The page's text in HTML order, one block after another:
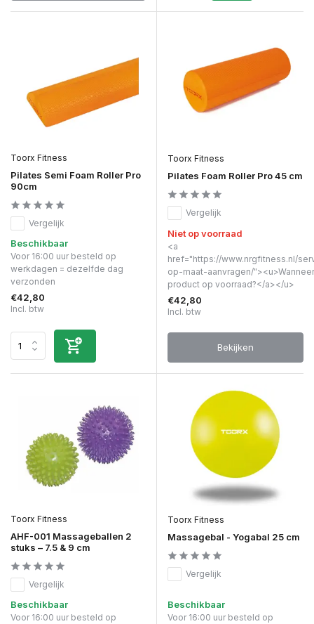
Toorx Fitness
Pilates Semi Foam Roller Pro
90cm
Vergelijk
Beschikbaar
Voor 16:00 uur besteld op
werkdagen = dezelfde dag
verzonden
€42,80
Incl. btw
Toorx Fitness
Pilates Foam Roller Pro 45 cm
Vergelijk
Niet op voorraad
<a
href="https://www.nrgfitness.nl/
op-maat-aanvragen/
product op voorraad?</a></u>
€42,80
Incl. btw
Bekijken
Toorx Fitness
AHF-001 Massageballen 2
stuks – 7.5 & 9 cm
Vergelijk
Beschikbaar
Voor 16:00 uur besteld op
Toorx Fitness
Massagebal - Yogabal 25 cm
Vergelijk
Beschikbaar
Voor 16:00 uur besteld op